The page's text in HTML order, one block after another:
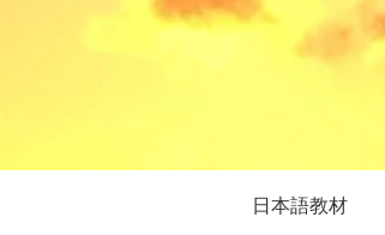
日本語教材